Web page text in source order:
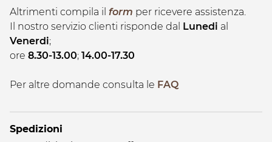
Altrimenti compila il form per ricevere assistenza.
Il nostro servizio clienti risponde dal Lunedi al
Venerdi;
ore 8.30-13.00; 14.00-17.30
Per altre domande consulta le FAQ
Spedizioni